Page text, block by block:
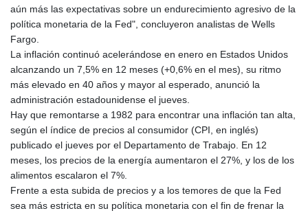
aún más las expectativas sobre un endurecimiento agresivo de la
política monetaria de la Fed", concluyeron analistas de Wells
Fargo.
La inflación continuó acelerándose en enero en Estados Unidos
alcanzando un 7,5% en 12 meses (+0,6% en el mes), su ritmo
más elevado en 40 años y mayor al esperado, anunció la
administración estadounidense el jueves.
Hay que remontarse a 1982 para encontrar una inflación tan alta,
según el índice de precios al consumidor (CPI, en inglés)
publicado el jueves por el Departamento de Trabajo. En 12
meses, los precios de la energía aumentaron el 27%, y los de los
alimentos escalaron el 7%.
Frente a esta subida de precios y a los temores de que la Fed
sea más estricta en su política monetaria con el fin de frenar la